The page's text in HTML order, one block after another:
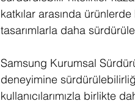
katkılar arasında
tasarımlarla daha
Samsung Kurumsal
deneyimine
kullanıcılarımızla birlikte